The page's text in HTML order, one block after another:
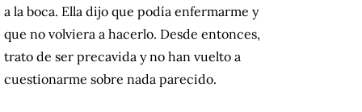
a la boca. Ella dijo que podía enfermarme y
que no volviera a hacerlo. Desde entonces,
trato de ser precavida y no han vuelto a
cuestionarme sobre nada parecido.